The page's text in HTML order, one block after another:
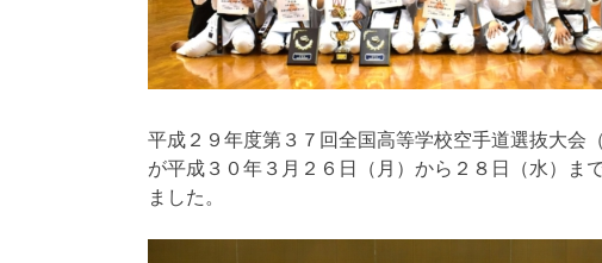
平成２９年度第３７回全国高等学校空手道選抜大会
が平成３０年３月２６日（月）から２８日（水）ま
ました。